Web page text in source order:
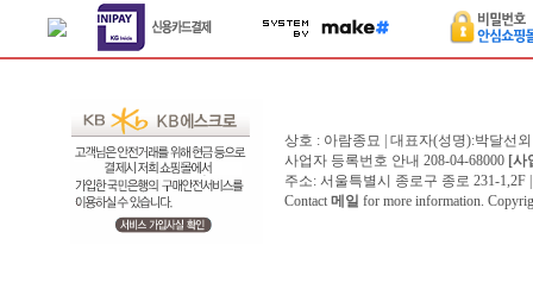
상호 : 아람종묘 | 대표자(성명):박달선
사업자 등록번호 안내 208-04-68000 [사
주소: 서울특별시 종로구 종로 231-1,2F
Contact 메일 for more information.